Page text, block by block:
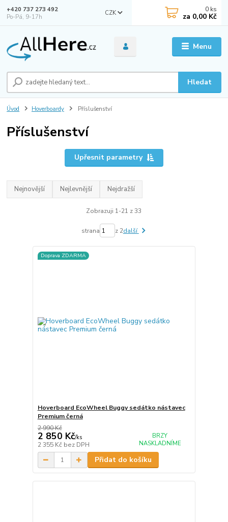
Menu
CZK
Hledat
+420 737 273 492
Po-Pá, 9-17h
0 ks
za 0,00 Kč
Úvod Hoverboardy Příslušenství
Příslušenství
Upřesnit parametry
Nejnovější Nejlevnější Nejdražší
Zobrazuji 1-21 z 33
strana z 2další
Doprava ZDARMA
Hoverboard EcoWheel Buggy sedátko nástavec
Premium černá
2 990 Kč
2 850 Kč/ks
2 355 Kč bez DPH
BRZY
NASKLADNÍME
Přidat do košíku